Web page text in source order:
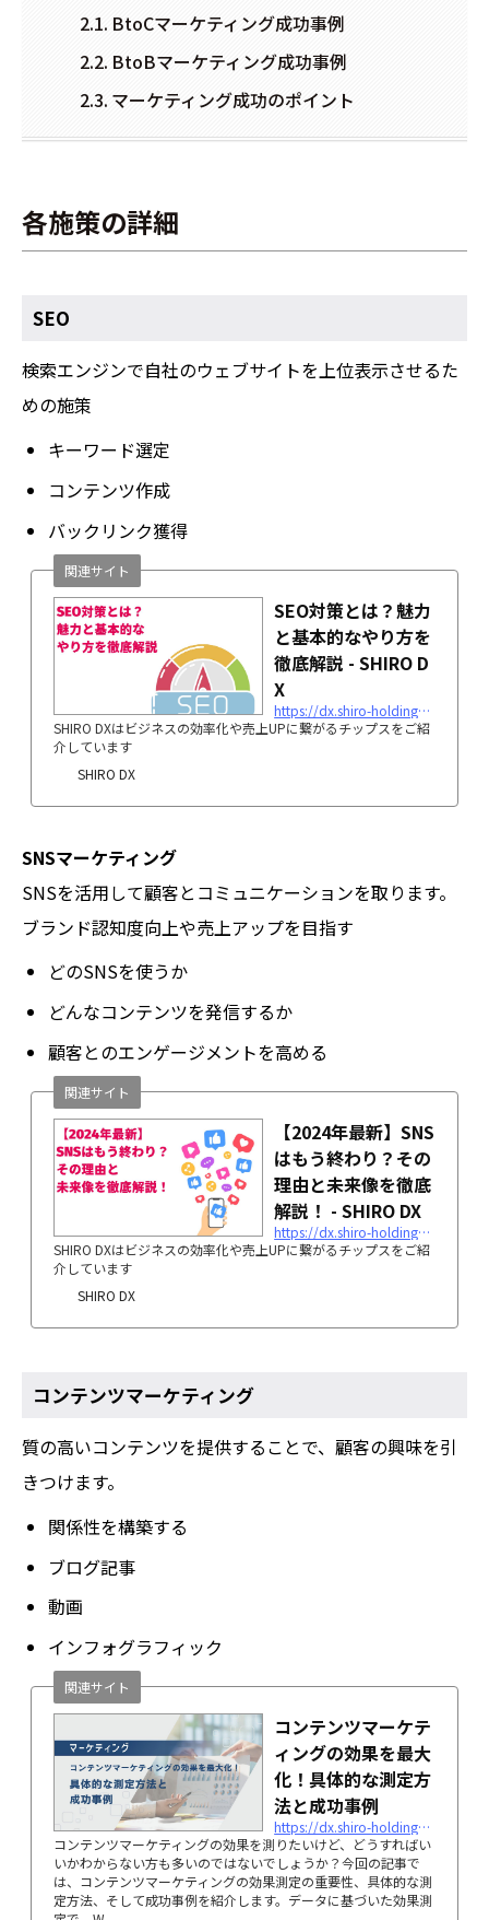
BtoCマーケティング成功事例
BtoBマーケティング成功事例
マーケティング成功のポイント
各施策の詳細
SEO
検索エンジンで自社のウェブサイトを上位表示させるた
めの施策
キーワード選定
コンテンツ作成
バックリンク獲得
SEO対策とは？魅力
と基本的なやり方を
徹底解説 - SHIRO D
X
https://dx.shiro-holdings.co.jp/p3395/
SHIRO DXはビジネスの効率化や売上UPに繋がるチップスをご紹
介しています
SHIRO DX
関連サイト
SNSマーケティング
SNSを活用して顧客とコミュニケーションを取ります。
ブランド認知度向上や売上アップを目指す
どのSNSを使うか
どんなコンテンツを発信するか
顧客とのエンゲージメントを高める
【2024年最新】SNS
はもう終わり？その
理由と未来像を徹底
解説！ - SHIRO DX
https://dx.shiro-holdings.co.jp/p2297/
SHIRO DXはビジネスの効率化や売上UPに繋がるチップスをご紹
介しています
SHIRO DX
関連サイト
コンテンツマーケティング
質の高いコンテンツを提供することで、顧客の興味を引
きつけます。
関係性を構築する
ブログ記事
動画
インフォグラフィック
コンテンツマーケテ
ィングの効果を最大
化！具体的な測定方
法と成功事例
https://dx.shiro-holdings.co.jp/p5728/
コンテンツマーケティングの効果を測りたいけど、どうすればい
いかわからない方も多いのではないでしょうか？今回の記事で
は、コンテンツマーケティングの効果測定の重要性、具体的な測
定方法、そして成功事例を紹介します。データに基づいた効果測
関連サイト